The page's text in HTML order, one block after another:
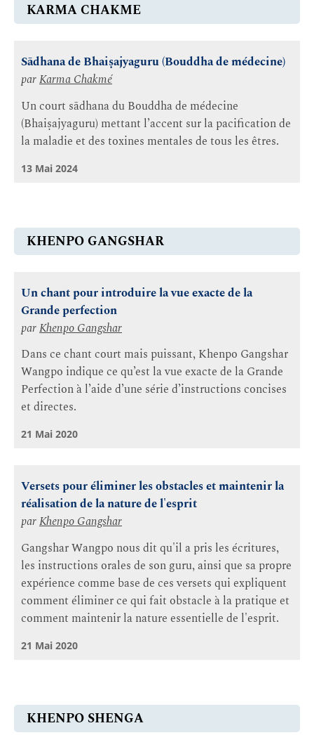
KARMA CHAKME
Sādhana de Bhaiṣajyaguru (Bouddha de médecine)
parKarma Chakmé
Un court sādhana du Bouddha de médecine
(Bhaiṣajyaguru) mettant l’accent sur la pacification de
la maladie et des toxines mentales de tous les êtres.
13 Mai 2024
KHENPO GANGSHAR
Un chant pour introduire la vue exacte de la
Grande perfection
parKhenpo Gangshar
Dans ce chant court mais puissant, Khenpo Gangshar
Wangpo indique ce qu’est la vue exacte de la Grande
Perfection à l’aide d’une série d’instructions concises
et directes.
21 Mai 2020
Versets pour éliminer les obstacles et maintenir la
réalisation de la nature de l'esprit
parKhenpo Gangshar
Gangshar Wangpo nous dit qu'il a pris les écritures,
les instructions orales de son guru, ainsi que sa propre
expérience comme base de ces versets qui expliquent
comment éliminer ce qui fait obstacle à la pratique et
comment maintenir la nature essentielle de l'esprit.
21 Mai 2020
KHENPO SHENGA